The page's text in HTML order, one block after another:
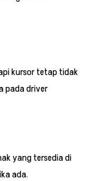
kursor tetap tidak
pada driver
yang tersedia di
ada.